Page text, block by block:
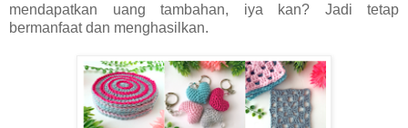
mendapatkan uang tambahan, iya kan? Jadi tetap
bermanfaat dan menghasilkan.